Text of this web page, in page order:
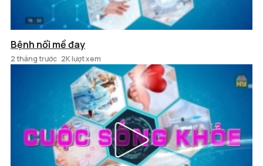
Bệnh nổi mề đay
2 tháng trước 2K lượt xem